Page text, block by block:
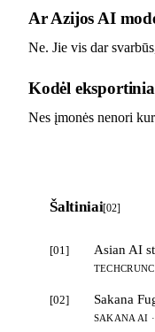
Ar Azijos AI
Ne. Jie vis dar
Kodėl
Nes įmonės nenori
Šaltiniai[02]
[01] Asian AI
[02] Sakana
SAKANA AI